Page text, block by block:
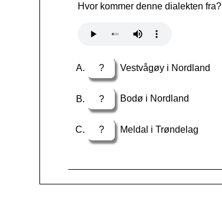
Hvor kommer denne dialekten fra?
? Vestvågøy i Nordland
? Bodø i Nordland
? Meldal i Trøndelag